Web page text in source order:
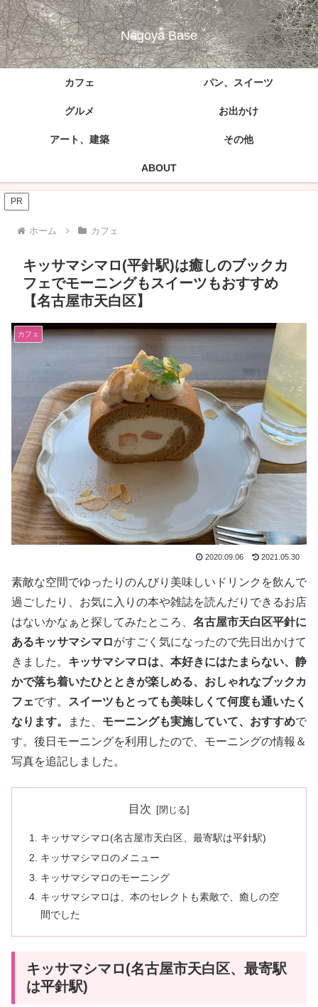
Nagoya Base
カフェ パン、スイーツ
グルメ お出かけ
アート、建築 その他
ABOUT
PR
ホーム カフェ
キッサマシマロ(平針駅)は癒しのブックカ
フェでモーニングもスイーツもおすすめ
【名古屋市天白区】
カフェ
2020.09.06 2021.05.30
素敵な空間でゆったりのんびり美味しいドリンクを飲んで
過ごしたり、お気に入りの本や雑誌を読んだりできるお店
はないかなぁと探してみたところ、 名古屋市天白区平針に
あるキッサマシマロがすごく気になったので先日出かけて
きました。 キッサマシマロは、本好きにはたまらない、静
かで落ち着いたひとときが楽しめる、おしゃれなブックカ
フェです。
スイーツもとっても美味しくて何度も通いたく
なります。
また、 モーニングも実施していて、おすすめで
す。後日モーニングを利用したので、モーニングの情報＆
写真を追記しました。
目次
キッサマシマロ(名古屋市天白区、最寄駅は平針駅)
キッサマシマロのメニュー
キッサマシマロのモーニング
キッサマシマロは、本のセレクトも素敵で、癒しの空
間でした
キッサマシマロ(名古屋市天白区、最寄駅
は平針駅)